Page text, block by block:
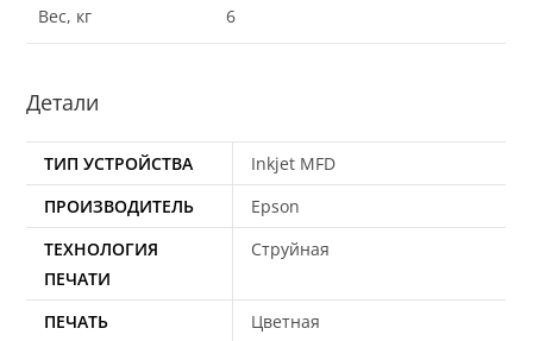
Веc, кг 6
Детали
ТИП УСТРОЙСТВА
Inkjet MFD
ПРОИЗВОДИТЕЛЬ
Epson
ТЕХНОЛОГИЯ
ПЕЧАТИ
Струйная
ПЕЧАТЬ
Цветная